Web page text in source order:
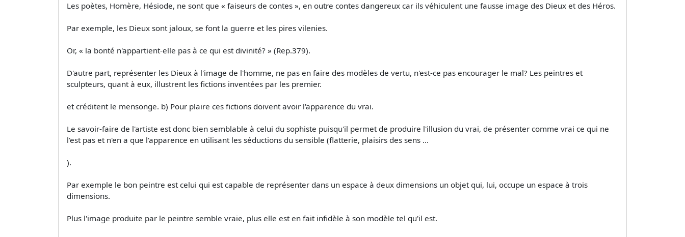
Les poètes, Homère, Hésiode, ne sont que « faiseurs de contes », en outre contes dangereux car ils véhiculent une fausse image des Dieux et des Héros.
Par exemple, les Dieux sont jaloux, se font la guerre et les pires vilenies.
Or, « la bonté n'appartient-elle pas à ce qui est divinité? » (Rep.379).
D'autre part, représenter les Dieux à l'image de l'homme, ne pas en faire des modèles de vertu, n'est-ce pas encourager le mal? Les peintres et
sculpteurs, quant à eux, illustrent les fictions inventées par les premier.
et créditent le mensonge. b) Pour plaire ces fictions doivent avoir l'apparence du vrai.
Le savoir-faire de l'artiste est donc bien semblable à celui du sophiste puisqu'il permet de produire l'illusion du vrai, de présenter comme vrai ce qui ne
l'est pas et n'en a que l'apparence en utilisant les séductions du sensible (flatterie, plaisirs des sens ...
).
Par exemple le bon peintre est celui qui est capable de représenter dans un espace à deux dimensions un objet qui, lui, occupe un espace à trois
dimensions.
Plus l'image produite par le peintre semble vraie, plus elle est en fait infidèle à son modèle tel qu'il est.